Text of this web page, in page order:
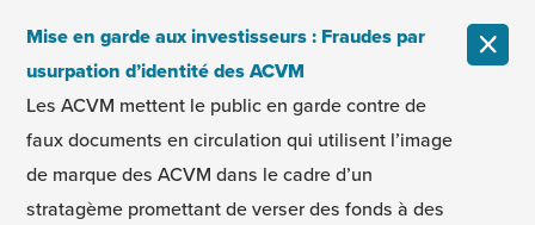
Mise en garde aux investisseurs : Fraudes par
usurpation d’identité des ACVM
Les ACVM mettent le public en garde contre de
faux documents en circulation qui utilisent l’image
de marque des ACVM dans le cadre d’un
stratagème promettant de verser des fonds à des